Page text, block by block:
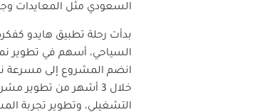
السعودي مثل المعايدات
السياحي، أسهم في تطوير
انضم المشروع إلى مسرعة
خلال 3 أشهر من
التشغيلي، وتطوير تجربة